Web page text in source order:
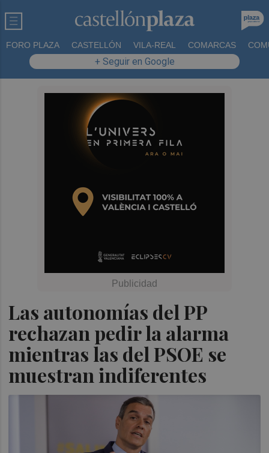
FORO PLAZA CASTELLÓN VILA-REAL COMARCAS
+ Seguir en Google
Las autonomías del PP
rechazan pedir la alarma
mientras las del PSOE se
muestran indiferentes